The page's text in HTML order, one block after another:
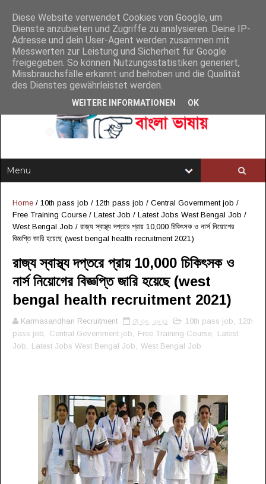
Home / 10th pass job / 12th pass job / Central Government job /
Free Training Course / Latest Job / Latest Jobs West Bengal Job /
West Bengal Job / রাজ্য স্বাস্থ্য দপ্তরে প্রায় 10,000 চিকিৎসক ও নার্স নিয়োগের
বিজ্ঞপ্তি জারি হয়েছে (west bengal health recruitment 2021)
রাজ্য স্বাস্থ্য দপ্তরে প্রায় 10,000 চিকিৎসক ও
নার্স নিয়োগের বিজ্ঞপ্তি জারি হয়েছে (west
bengal health recruitment 2021)
Karmasandhan Recruitment মে ৩০, ২০২১ 10th pass job
12th
pass job
Central Government job Free Training Course
Latest
Job
Latest Jobs West Bengal Job West Bengal Job
Diese Website verwendet Cookies von Google, um
Dienste anzubieten und Zugriffe zu analysieren. Deine IP-
Adresse und dein User-Agent werden zusammen mit
Messwerten zur Leistung und Sicherheit für Google
freigegeben. So können Nutzungsstatistiken generiert,
Missbrauchsfälle erkannt und behoben und die Qualität
des Dienstes gewährleistet werden.
WEITERE INFORMATIONEN OK